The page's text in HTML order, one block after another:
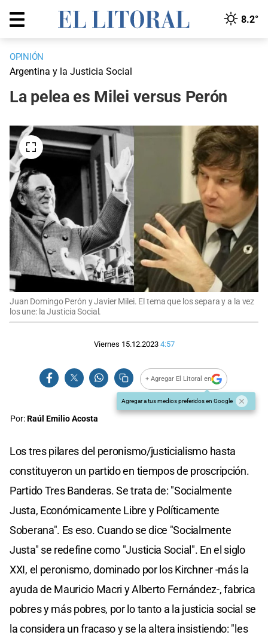
8.2°
OPINIÓN
Argentina y la Justicia Social
La pelea es Milei versus Perón
Juan Domingo Perón y Javier Milei. El tema que los separa y a la vez
los une: la Justicia Social.
Viernes 15.12.2023 4:57
+ Agregar El Litoral en
Agregar a tus medios preferidos en Google
Por:Raúl Emilio Acosta
Los tres pilares del peronismo/justicialismo hasta
constituyeron un partido en tiempos de proscripción.
Partido Tres Banderas. Se trata de: "Socialmente
Justa, Económicamente Libre y Políticamente
Soberana". Es eso. Cuando se dice "Socialmente
Justa" se redefine como "Justicia Social". En el siglo
XXI, el peronismo, dominado por los Kirchner -más la
ayuda de Mauricio Macri y Alberto Fernández-, fabrica
pobres y más pobres, por lo tanto a la justicia social se
la considera un fracaso y se la altera insistiendo: "les